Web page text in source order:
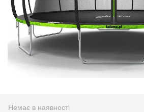
Немає в наявності